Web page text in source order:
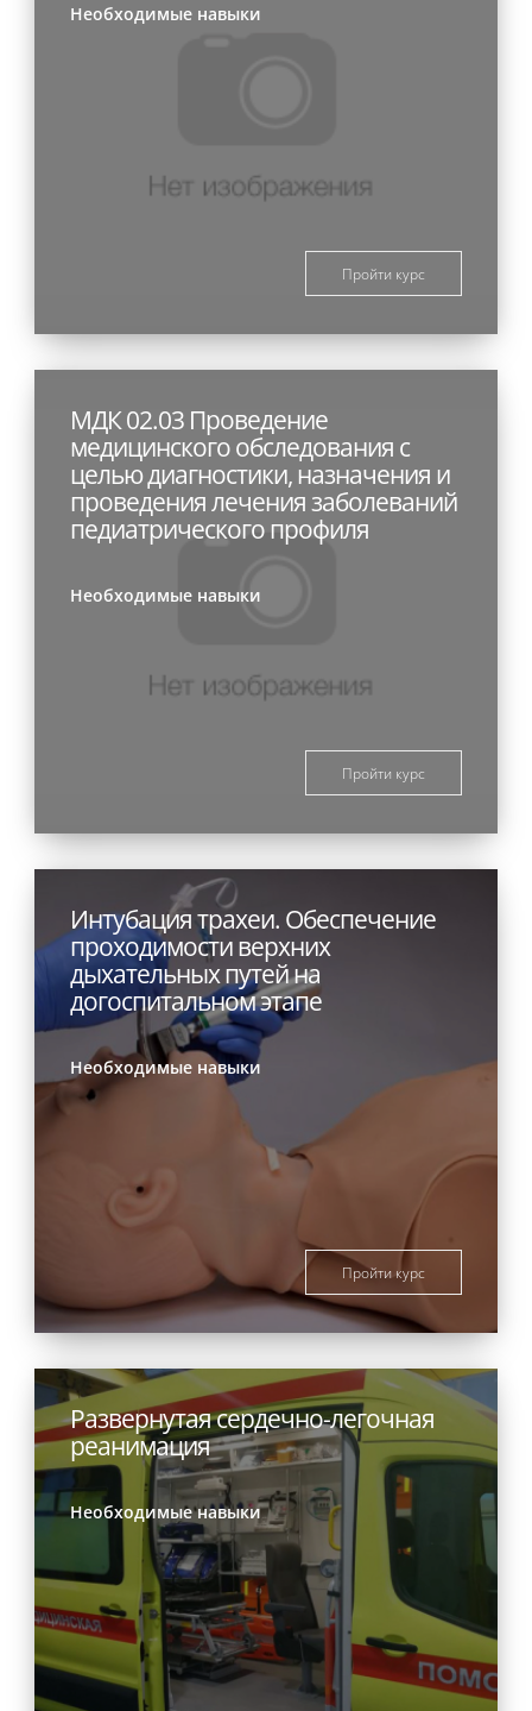
Необходимые навыки
Пройти курс
МДК 02.03 Проведение
медицинского обследования с
целью диагностики, назначения и
проведения лечения заболеваний
педиатрического профиля
Необходимые навыки
Пройти курс
Интубация трахеи. Обеспечение
проходимости верхних
дыхательных путей на
догоспитальном этапе
Необходимые навыки
Пройти курс
Развернутая сердечно-легочная
реанимация
Необходимые навыки